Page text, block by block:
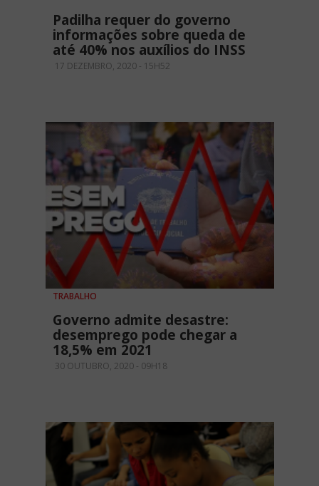
Padilha requer do governo
informações sobre queda de
até 40% nos auxílios do INSS
17 DEZEMBRO, 2020 - 15H52
TRABALHO
Governo admite desastre:
desemprego pode chegar a
18,5% em 2021
30 OUTUBRO, 2020 - 09H18